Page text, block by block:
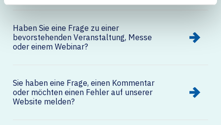
Haben Sie eine Frage zu einer
bevorstehenden Veranstaltung, Messe
oder einem Webinar?
Sie haben eine Frage, einen Kommentar
oder möchten einen Fehler auf unserer
Website melden?